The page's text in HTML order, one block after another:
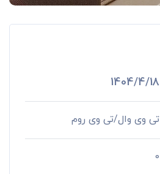
1404/4/18
تی وی وال/تی وی روم
0